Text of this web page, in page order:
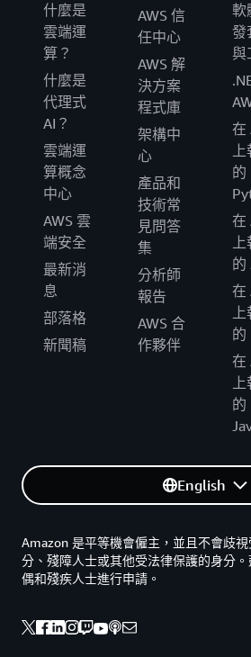
什麼是
雲端運
算？
什麼是
代理式
AI？
雲端運
算概念
中心
AWS 雲
端安全
最新消
息
部落格
新聞稿
AWS 信
任中心
AWS 解
決方案
程式庫
架構中
心
產品和
技術常
見問答
集
分析師
報告
AWS 合
作夥伴
軟
發
與
在
上
的
在
上
的
在
上
的
在
上
的
English
Amazon 是平等機會僱主，並且不會歧
分、殘障人士或其他受法律保護的身分
偶和殘疾人士進行申請。